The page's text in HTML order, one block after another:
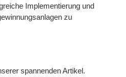
Implementierung und
zu
spannenden Artikel.